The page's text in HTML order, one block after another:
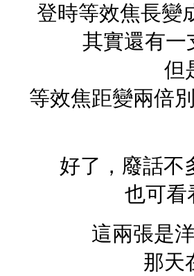
登時等效焦長變
其實還有一
但
等效焦距變兩倍
好了，廢話不
也可看
這兩張是
那天